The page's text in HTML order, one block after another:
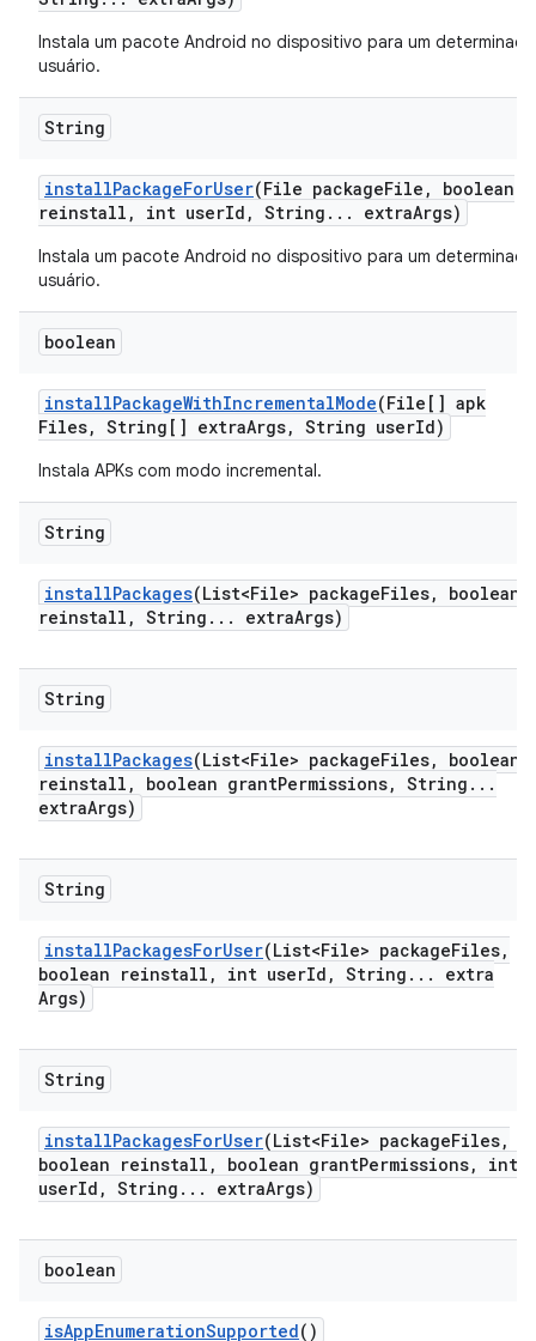
Instala um pacote Android no dispositivo para um determinado
usuário.
String
installPackageForUser(File packageFile ,
boolean
reinstall , int userId , String . . . extraArgs)
Instala um pacote Android no dispositivo para um determinado
usuário.
boolean
installPackageWithIncrementalMode(File[] apk
Files, String[] extraArgs, String userId)
Instala APKs com modo incremental.
String
installPackages(List<File> packageFiles,
boolean
reinstall , String . . . extraArgs)
String
installPackages(List<File> packageFiles,
boolean
reinstall , boolean grantPermissions, String . . .
extraArgs)
String
installPackagesForUser(List<File> packageFiles,
boolean reinstall , int userId , String . . .
extra
Args)
String
installPackagesForUser(List<File> packageFiles,
boolean reinstall , boolean grantPermissions,
int
userId , String . . . extraArgs)
boolean
isAppEnumerationSupported()